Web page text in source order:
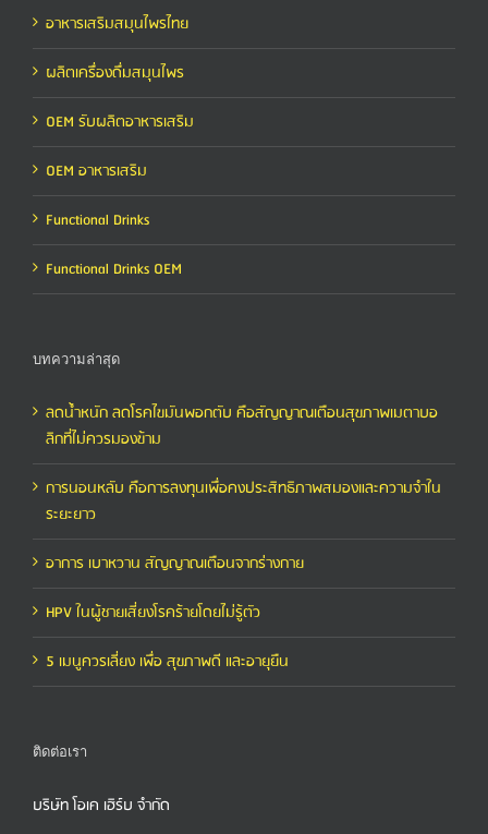
อาหารเสริมสมุนไพรไทย
ผลิตเครื่องดื่มสมุนไพร
OEM รับผลิตอาหารเสริม
OEM อาหารเสริม
Functional Drinks
Functional Drinks OEM
บทความล่าสุด
ลดน้ำหนัก ลดโรคไขมันพอกตับ คือสัญญาณเตือนสุขภาพเมตาบอ
ลิกที่ไม่ควรมองข้าม
การนอนหลับ คือการลงทุนเพื่อคงประสิทธิภาพสมองและความจำใน
ระยะยาว
อาการ เบาหวาน สัญญาณเตือนจากร่างกาย
HPV ในผู้ชายเสี่ยงโรคร้ายโดยไม่รู้ตัว
5 เมนูควรเลี่ยง เพื่อ สุขภาพดี และอายุยืน
ติดต่อเรา
บริษัท โอเค เฮิร์บ จำกัด